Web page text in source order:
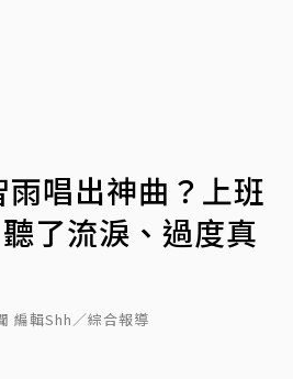
唱出神曲？上班
了流淚、過度真
編輯Shh／綜合報導